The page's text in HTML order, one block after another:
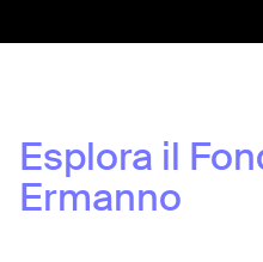
Esplora il
Ermanno